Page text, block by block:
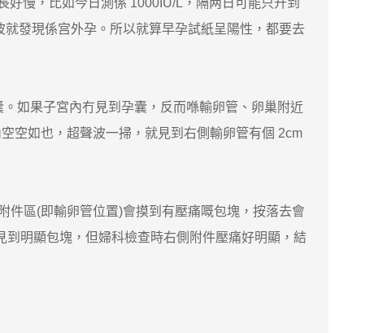
慢，比如今日測係 1000IU/L，隔两日可能只升到
發現係宫外孕。所以就算早孕試紙呈陽性，都要去
如果子宮內冇見到孕囊，反而喺輸卵管、卵巢附近
空如也，超聲波一掃，就見到右側輸卵管有個 2cm
區(即輸卵管位置)會摸到有壓痛嘅包塊，按落去會
到明顯包塊，但婦科檢查時右側附件壓痛好明顯，結